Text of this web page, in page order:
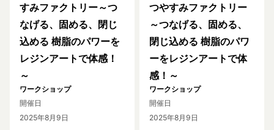
すみファクトリー～つ
なげる、固める、閉じ
込める 樹脂のパワーを
レジンアートで体感！
～
ワークショップ
開催日
2025年8月9日
つやすみファクトリー
～つなげる、固める、
閉じ込める 樹脂のパワ
ーをレジンアートで体
感！～
ワークショップ
開催日
2025年8月9日